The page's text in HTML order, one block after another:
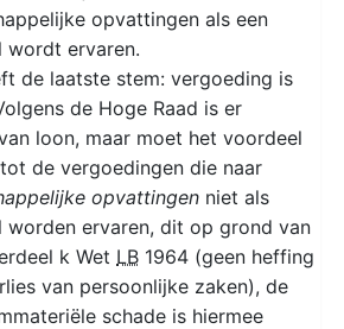
opvattingen als een
wordt ervaren.
de laatste stem: vergoeding is
de Hoge Raad is er
loon, maar moet het voordeel
de vergoedingen die naar
opvattingen niet als
worden ervaren, dit op grond van
k Wet LB 1964 (geen heffing
van persoonlijke zaken), de
schade is hiermee